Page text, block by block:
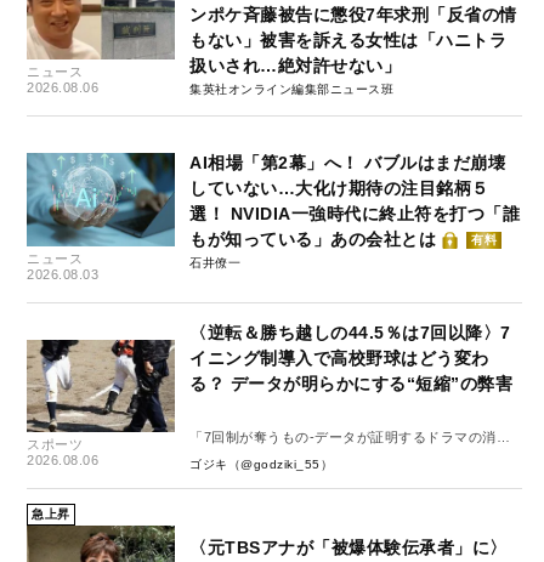
ニュース
2026.08.06
ンポケ斉藤被告に懲役7年求刑「反省の情
もない」被害を訴える女性は「ハニトラ
扱いされ…絶対許せない」
集英社オンライン編集部ニュース班
ニュース
2026.08.03
AI相場「第2幕」へ！ バブルはまだ崩壊
していない…大化け期待の注目銘柄５
選！ NVIDIA一強時代に終止符を打つ「誰
もが知っている」あの会社とは
有料
石井僚一
スポーツ
2026.08.06
〈逆転＆勝ち越しの44.5％は7回以降〉7
イニング制導入で高校野球はどう変わ
る？ データが明らかにする“短縮”の弊害
「7回制が奪うもの-データが証明するドラマの消
失-」
ゴジキ（@godziki_55）
急上昇
〈元TBSアナが「被爆体験伝承者」に〉